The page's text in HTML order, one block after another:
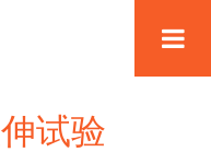
试验